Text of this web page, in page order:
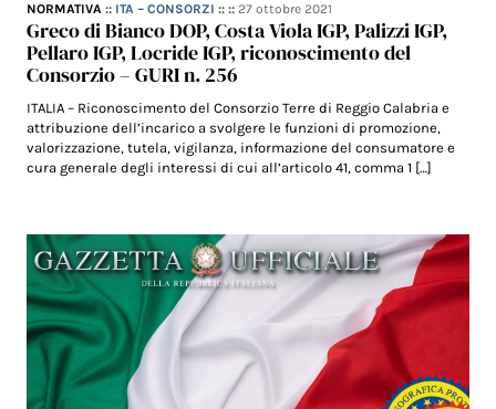
NORMATIVA :: ITA – CONSORZI :: ::27 ottobre 2021
Greco di Bianco DOP, Costa Viola IGP, Palizzi IGP,
Pellaro IGP, Locride IGP, riconoscimento del
Consorzio – GURI n. 256
ITALIA – Riconoscimento del Consorzio Terre di Reggio Calabria e
attribuzione dell’incarico a svolgere le funzioni di promozione,
valorizzazione, tutela, vigilanza, informazione del consumatore e
cura generale degli interessi di cui all’articolo 41, comma 1 […]